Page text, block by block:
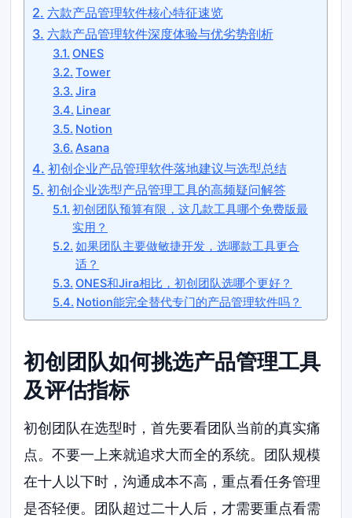
六款产品管理软件核心特征速览
六款产品管理软件深度体验与优劣势剖析
ONES
Tower
Jira
Linear
Notion
Asana
初创企业产品管理软件落地建议与选型总结
初创企业选型产品管理工具的高频疑问解答
初创团队预算有限，这几款工具哪个免费版最
实用？
如果团队主要做敏捷开发，选哪款工具更合
适？
ONES和Jira相比，初创团队选哪个更好？
Notion能完全替代专门的产品管理软件吗？
初创团队如何挑选产品管理工具
及评估指标
初创团队在选型时，首先要看团队当前的真实痛
点。不要一上来就追求大而全的系统。团队规模
在十人以下时，沟通成本不高，重点看任务管理
是否轻便。团队超过二十人后，才需要重点看需